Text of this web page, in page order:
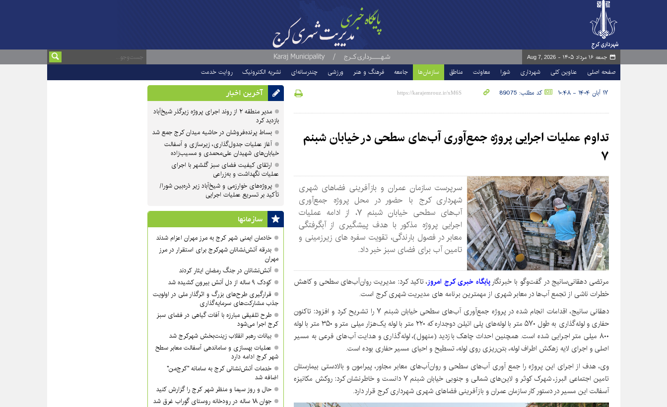
جمعه ۱۶ مرداد ۱۴۰۵ - Aug 7, 2026
صفحه اصلی عناوین کلی شهرداری شورا معاونت مناطق سازمان‌ها جامعه فرهنگ و هنر ورزشی چندرسانه‌ای نشریه الکترونیک روایت خدمت
۱۷ آبان ۱۴۰۴ - ۱۰:۴۸ کد مطلب: 89075
تداوم عملیات اجرایی پروژه جمع‌آوری آب‌های سطحی در خیابان شبنم
۷
سرپرست سازمان عمران و بازآفرینی فضاهای شهری
شهرداری کرج با حضور در محل پروژه جمع‌آوری
آب‌های سطحی خیابان شبنم ۷، از ادامه عملیات
اجرایی پروژه مذکور با هدف پیشگیری از آبگرفتگی
معابر در فصول بارندگی، تقویت سفره های زیرزمینی و
تامین آب برای فضای سبز خبر داد.
مرتضی دهقانی‌سانیج در گفت‌وگو با خبرنگار پایگاه خبری کرج امروز، تاکید کرد: مدیریت روان‌آب‌های سطحی و کاهش
خطرات ناشی از تجمع آب‌ها در معابر شهری از مهمترین برنامه های مدیریت شهری کرج است.
دهقانی سانیج، اقدامات انجام شده در پروژه جمع‌آوری آب‌های سطحی خیابان شبنم ۷ را تشریح کرد و افزود: تاکنون
حفاری و لوله‌گذاری به طول ۵۷۰ متر با لوله‌های پلی اتیلن دوجداره که ۲۲۰ متر با لوله یک‌هزار میلی متر و ۳۵۰ متر با لوله
۸۰۰ میلی متر اجرایی شده است. همچنین احداث چاهک بازدید (منهول)، لوله‌گذاری و هدایت آب‌های فرعی به مسیر
اصلی و اجرای لایه زهکش اطراف لوله، بتن‌ریزی روی لوله، تسطیح و احیای مسیر حفاری بوده است.
وی، هدف از اجرای این پروژه را جمع آوری آب‌های سطحی و روان‌آب‌های معابر مجاور، پیرامون و بالادستی بیمارستان
تامین اجتماعی البرز، شهرک کوثر و لاین‌های شمالی و جنوبی خیابان شبنم ۷ دانست و خاطرنشان کرد: روکش مکانیزه
آسفالت این مسیر در دستور کار سازمان عمران و بازآفرینی فضاهای شهری شهرداری کرج قرار دارد.
آخرین اخبار
مدیر منطقه ۲ از روند اجرای پروژه زیرگذر شیخ‌آباد
بازدید کرد
بساط پرنده‌فروشان در حاشیه میدان کرج جمع شد
آغاز عملیات جدول‌گذاری، زیرسازی و آسفالت
خیابان‌های شهیدان علی‌محمدی و مسیب‌زاده
ارتقای کیفیت فضای سبز گلشهر با اجرای
عملیات نگهداشت و به‌زراعی
پروژه‌های خوارزمی و شیخ‌آباد زیر ذره‌بین شورا/
تأکید بر تسریع عملیات اجرایی
سازمان‎ها
خادمان ایمنی شهر کرج به مرز مهران اعزام شدند
بدرقه آتش‌نشانان شهرکرج برای استقرار در مرز
مهران
آتش‌نشانان در جنگ رمضان ایثار کردند
کودک ۹ ساله از دل آتش بیرون کشیده شد
قرارگیری طرح‌های بزرگ و اثرگذار ملی در اولویت‌
جذب مشارکت‌های سرمایه‌گذاری
طرح تلفیقی مبارزه با آفات گیاهی در فضای سبز
کرج اجرا می‌شود
بیانات رهبر انقلاب زینت‌بخش شهرکرج شد
عملیات بهسازی و ساماندهی آسفالت معابر سطح
شهر کرج ادامه دارد
خدمات آتش‌نشانی کرج به سامانه "کرج‌من"
اضافه شد
حال و روز سیما و منظر شهر کرج را گزارش کنید
جوان ۱۸ ساله در رودخانه روستای گوراب غرق شد